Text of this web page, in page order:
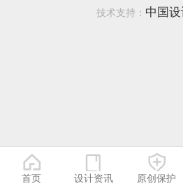
技术支持： 中国
首页 设计资讯 原创保护